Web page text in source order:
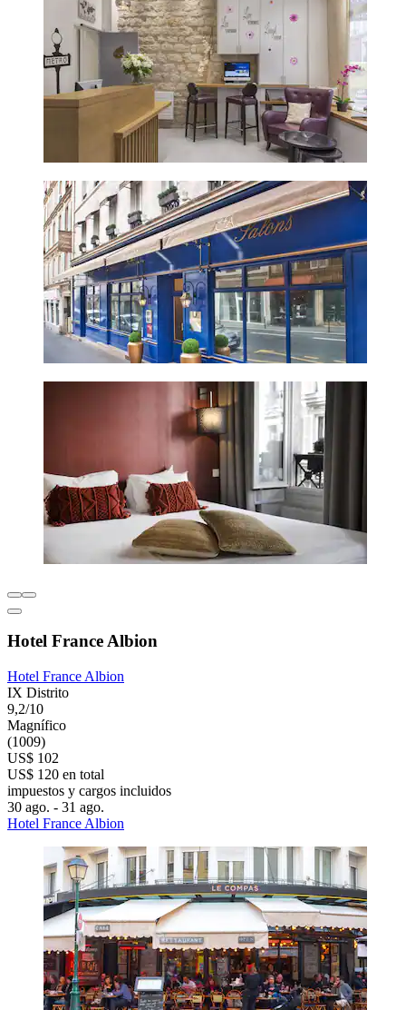
Hotel France Albion
Hotel France Albion
IX Distrito
9,2/10
Magnífico
(1009)
US$ 102
US$ 120 en total
impuestos y cargos incluidos
30 ago. - 31 ago.
Hotel France Albion